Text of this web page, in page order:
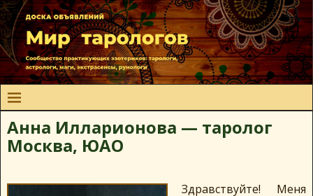
Анна Илларионова — таролог
Москва, ЮАО
Здравствуйте! Меня